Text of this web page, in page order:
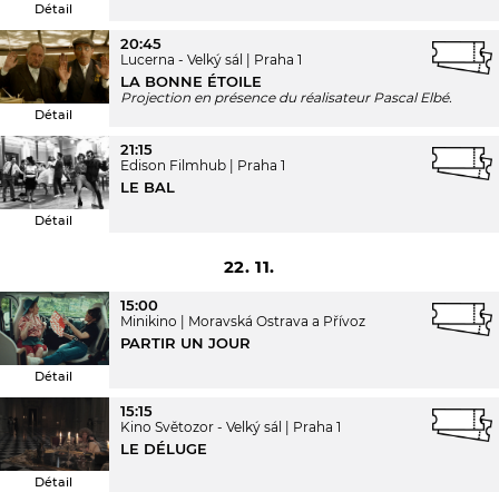
Détail
Détail
20:45
Lucerna - Velký sál Praha 1
LA BONNE ÉTOILE
Projection en présence du réalisateur Pascal Elbé.
Détail
21:15
Edison Filmhub Praha 1
LE BAL
22. 11.
Détail
15:00
Minikino Moravská Ostrava a Přívoz
PARTIR UN JOUR
Détail
15:15
Kino Světozor - Velký sál Praha 1
LE DÉLUGE